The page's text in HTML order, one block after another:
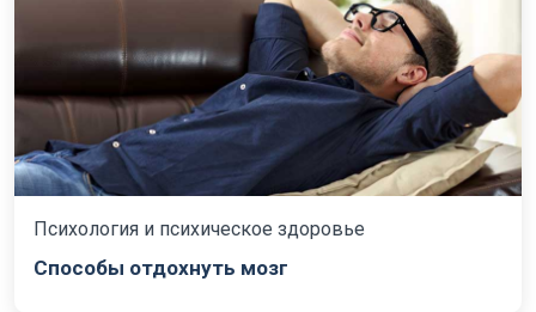
Психология и психическое здоровье
Способы отдохнуть мозг